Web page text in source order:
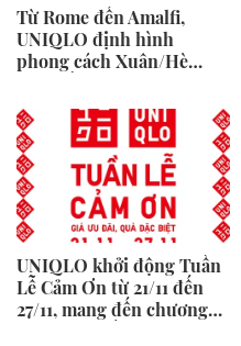
Từ Rome đến Amalfi,
UNIQLO định hình
phong cách Xuân/Hè
và thiết kế linh hoạt
UNIQLO khởi động Tuần
Lễ Cảm Ơn từ 21/11 đến
27/11, mang đến chương